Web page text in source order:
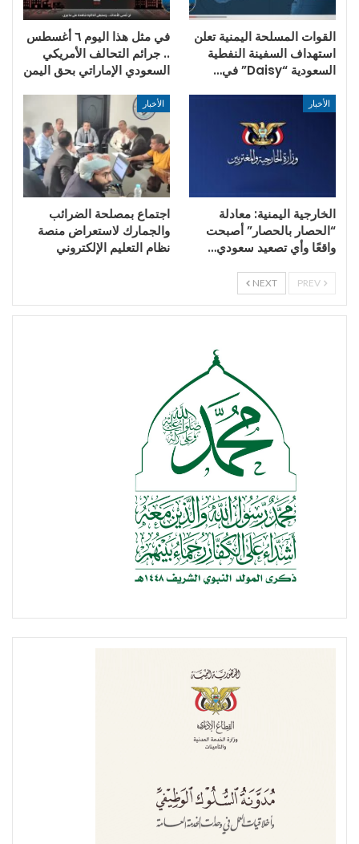
القوات المسلحة اليمنية تعلن
استهداف السفينة النفطية
السعودية “Daisy” في…
في مثل هذا اليوم ٦ أغسطس
.. جرائم التحالف الأمريكي
السعودي الإماراتي بحق اليمن
الأخبار
الخارجية اليمنية: معادلة
“الحصار بالحصار” أصبحت
واقعًا وأي تصعيد سعودي…
الأخبار
اجتماع بمصلحة الضرائب
والجمارك لاستعراض منصة
نظام التعليم الإلكتروني
NEXT